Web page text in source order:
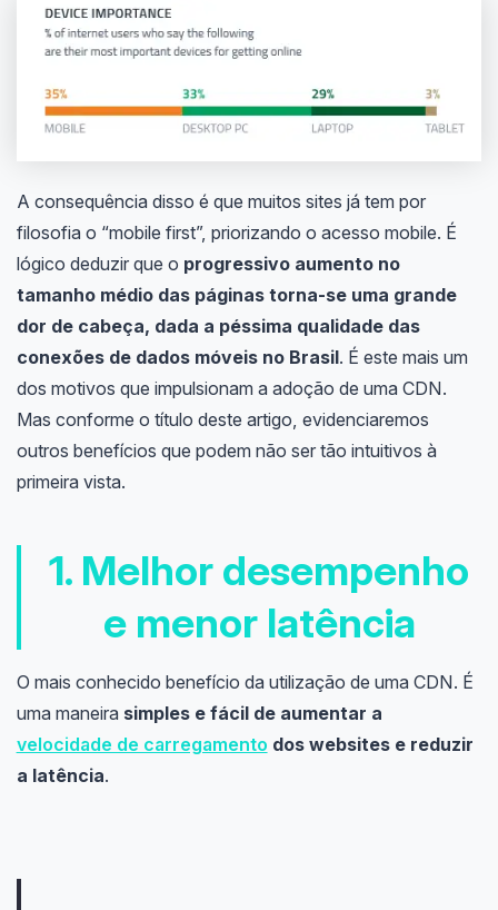
A consequência disso é que muitos sites já tem por
filosofia o “mobile first”, priorizando o acesso mobile. É
lógico deduzir que o progressivo aumento no
tamanho médio das páginas torna-se uma grande
dor de cabeça, dada a péssima qualidade das
conexões de dados móveis no Brasil. É este mais um
dos motivos que impulsionam a adoção de uma CDN.
Mas conforme o título deste artigo, evidenciaremos
outros benefícios que podem não ser tão intuitivos à
primeira vista.
1. Melhor desempenho
e menor latência
O mais conhecido benefício da utilização de uma CDN. É
uma maneira simples e fácil de aumentar a
velocidade de carregamento dos websites e reduzir
a latência.